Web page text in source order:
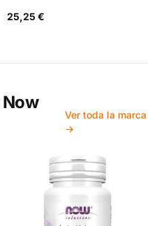
25,25 €
Now
Ver toda la marca
→